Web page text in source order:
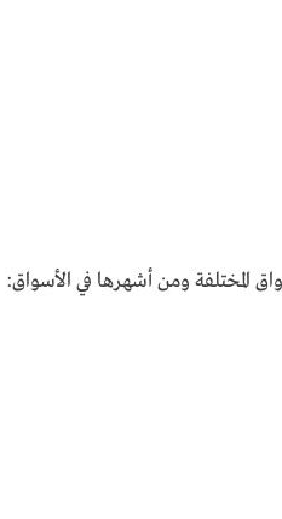
المختلفة ومن أشهرها في الأسواق: